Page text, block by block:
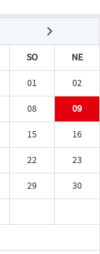
SO
NE
01
02
08
09
15
16
22
23
29
30